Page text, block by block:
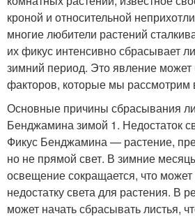
кроной и относительной
многие любители растений
их фикус интенсивно сбрасывает
зимний период. Это явление
факторов, которые мы рассмотрим
Основные причины сбрасывания
Бенджамина зимой 1. Недостаток
Фикус Бенджамина — растение,
но не прямой свет. В зимние
освещение сокращается, что может
недостатку света для растения. В
может начать сбрасывать листья,